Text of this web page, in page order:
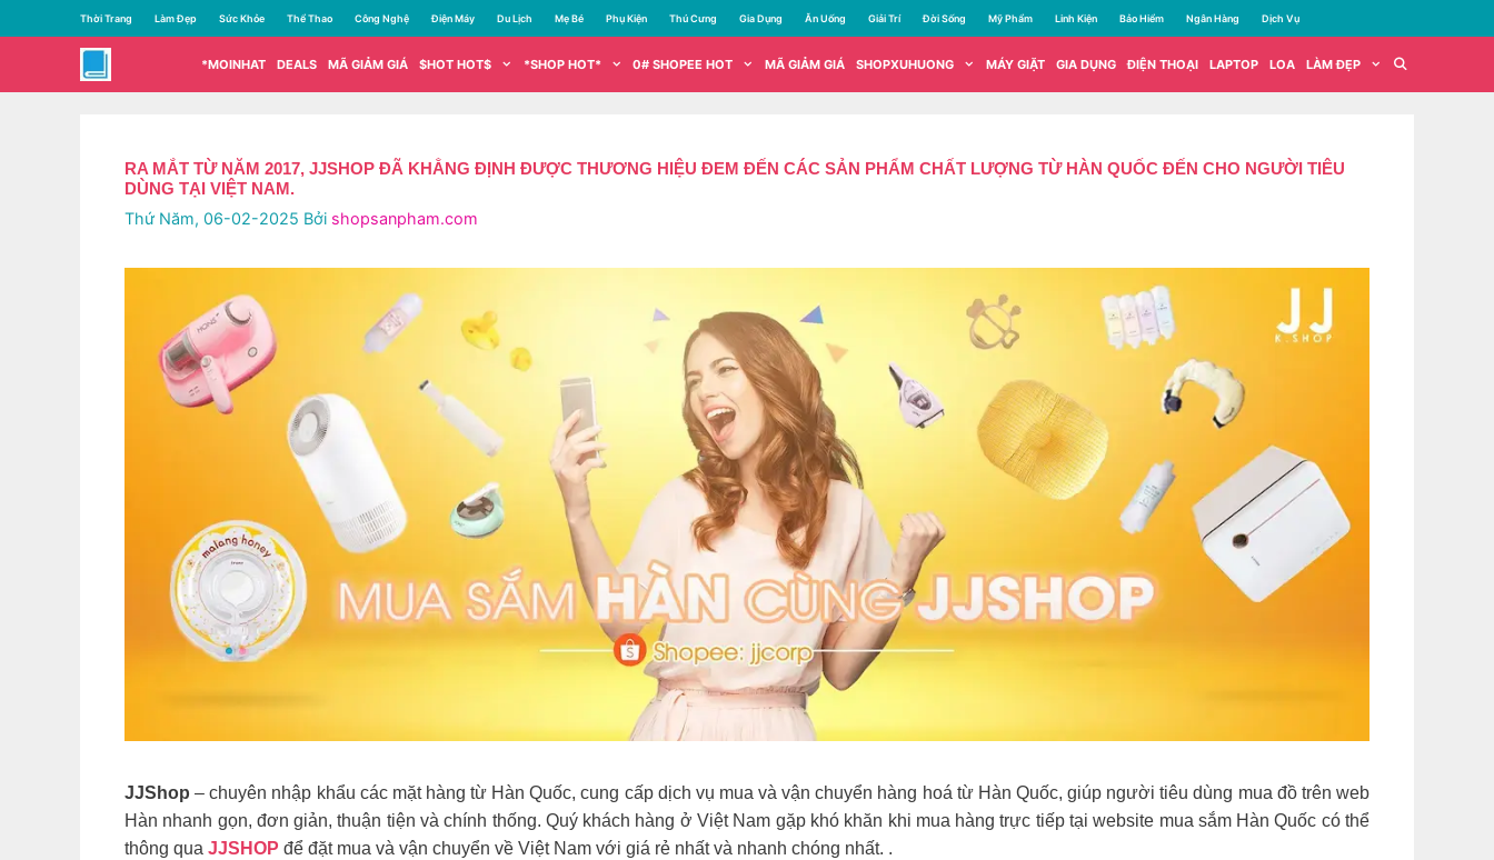
đến
dung
Thời Trang Làm Đẹp Sức Khỏe Thể Thao Công Nghệ Điện Máy Du Lịch Mẹ Bé Phụ Kiện Thú Cưng Gia Dụng Ăn Uống Giải Trí Đời Sống Mỹ Phẩm Linh Kiện Bảo Hiểm Ngân Hàng Dịch Vụ
*MOINHAT DEALS MÃ GIẢM GIÁ $HOT HOT$ *SHOP HOT* 0# SHOPEE HOT MÃ GIẢM GIÁ SHOPXUHUONG MÁY GIẶT GIA DỤNG ĐIỆN THOẠI LAPTOP LOA LÀM ĐẸP
RA MẮT TỪ NĂM 2017, JJSHOP ĐÃ KHẲNG ĐỊNH ĐƯỢC THƯƠNG HIỆU ĐEM ĐẾN CÁC SẢN PHẨM CHẤT LƯỢNG TỪ HÀN QUỐC ĐẾN CHO NGƯỜI TIÊU
DÙNG TẠI VIỆT NAM.
Thứ Năm, 06-02-2025 Bởi shopsanpham.com
JJShop – chuyên nhập khẩu các mặt hàng từ Hàn Quốc, cung cấp dịch vụ mua và vận chuyển hàng hoá từ Hàn Quốc, giúp người tiêu dùng mua đồ trên web
Hàn nhanh gọn, đơn giản, thuận tiện và chính thống. Quý khách hàng ở Việt Nam gặp khó khăn khi mua hàng trực tiếp tại website mua sắm Hàn Quốc có thể
thông qua JJSHOP để đặt mua và vận chuyển về Việt Nam với giá rẻ nhất và nhanh chóng nhất. .